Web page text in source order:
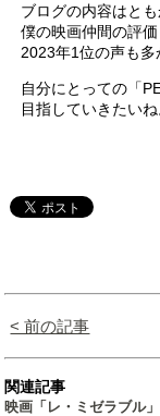
ブログの内容はと
僕の映画仲間の評価
2023年1位の声も多
自分にとっての「
目指していきたいね
< 前の記事
関連記事
映画「レ・ミゼラブル」